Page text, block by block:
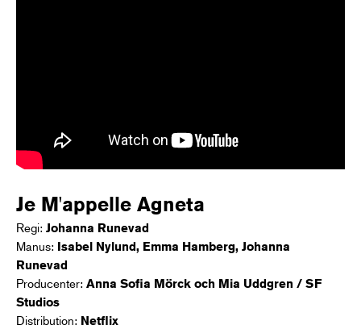
Je M'appelle Agneta
Regi: Johanna Runevad
Manus: Isabel Nylund, Emma Hamberg, Johanna
Runevad
Producenter: Anna Sofia Mörck och Mia Uddgren / SF
Studios
Distribution: Netflix